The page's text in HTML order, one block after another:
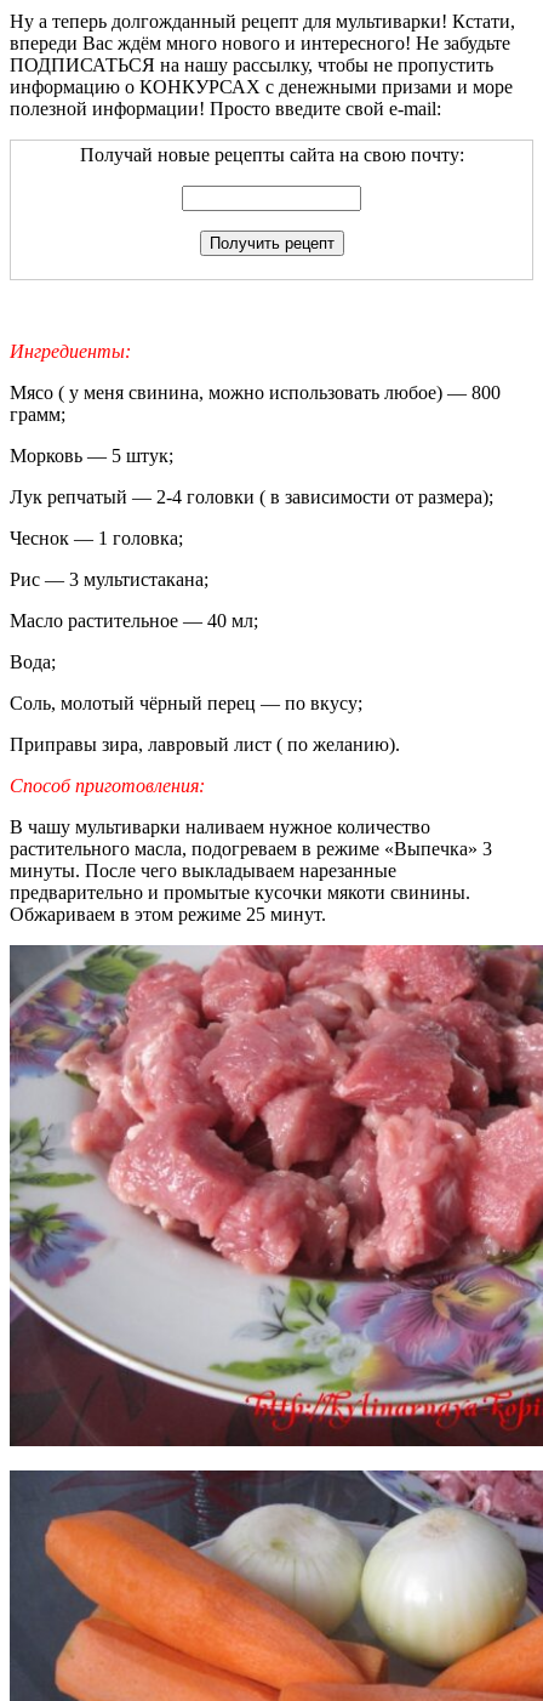
Ну а теперь долгожданный рецепт для мультиварки! Кстати,
впереди Вас ждём много нового и интересного! Не забудьте
ПОДПИСАТЬСЯ на нашу рассылку, чтобы не пропустить
информацию о КОНКУРСАХ с денежными призами и море
полезной информации! Просто введите свой e-mail:
Получай новые рецепты сайта на свою почту:
Ингредиенты:
Мясо ( у меня свинина, можно использовать любое) — 800
грамм;
Морковь — 5 штук;
Лук репчатый — 2-4 головки ( в зависимости от размера);
Чеснок — 1 головка;
Рис — 3 мультистакана;
Масло растительное — 40 мл;
Вода;
Соль, молотый чёрный перец — по вкусу;
Приправы зира, лавровый лист ( по желанию).
Способ приготовления:
В чашу мультиварки наливаем нужное количество
растительного масла, подогреваем в режиме «Выпечка» 3
минуты. После чего выкладываем нарезанные
предварительно и промытые кусочки мякоти свинины.
Обжариваем в этом режиме 25 минут.